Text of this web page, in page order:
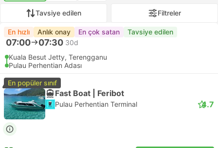
Tavsiye edilen Filtreler
En hızlı Anlık onay En çok satan Tavsiye edilen
07:00 07:30 30d
Kuala Besut Jetty, Terengganu
Pulau Perhentian Adası
En popüler sınıf
Fast Boat | Feribot
Pulau Perhentian Terminal 4.7